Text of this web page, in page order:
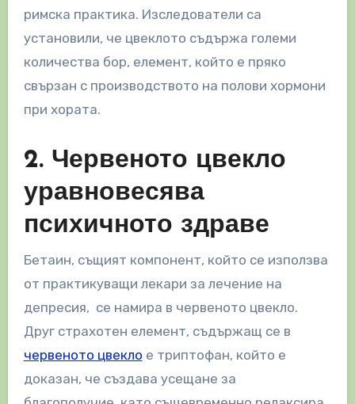
римска практика. Изследователи са
установили, че цвеклото съдържа големи
количества бор, елемент, който е пряко
свързан с производството на полови хормони
при хората.
2. Червеното цвекло
уравновесява
психичното здраве
Бетаин, същият компонент, който се използва
от практикуващи лекари за лечение на
депресия, се намира в червеното цвекло.
Друг страхотен елемент, съдържащ се в
червеното цвекло е триптофан, който е
доказан, че създава усещане за